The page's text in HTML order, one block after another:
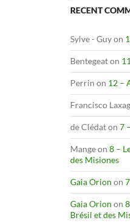
RECENT
Sylve - Guyon
Bentegeaton
Perrin on 12 –
Francisco
de Clédaton 7
Mangeon 8 –
des Misiones
Gaia Orion on
Gaia Orion on
Brésil et des